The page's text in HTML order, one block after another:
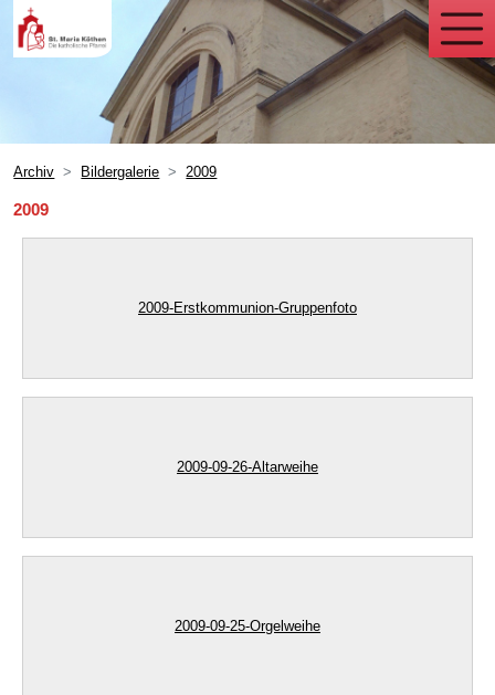
Archiv Bildergalerie 2009
2009
2009-Erstkommunion-Gruppenfoto
2009-09-26-Altarweihe
2009-09-25-Orgelweihe